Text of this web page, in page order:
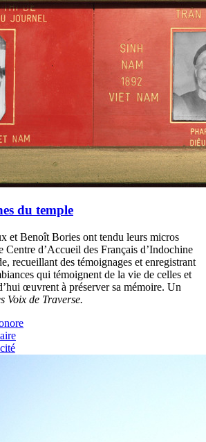
du temple
et Benoît Bories ont tendu leurs micros
Centre d’Accueil des Français d’Indochine
recueillant des témoignages et enregistrant
qui témoignent de la vie de celles et
œuvrent à préserver sa mémoire. Un
Voix de Traverse.